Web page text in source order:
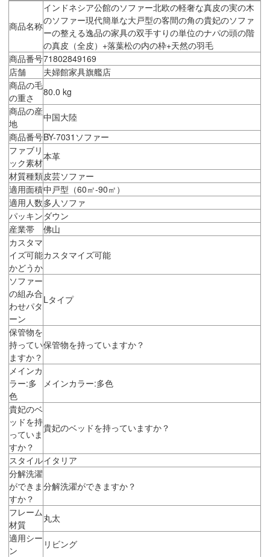
商品名称
インドネシア公館のソファー北欧の軽奢な真皮の実の木
のソファー現代簡単な大戸型の客間の角の貴妃のソファ
ーの整える逸品の家具の双手すりの単位のナパの頭の階
の真皮（全皮）+落葉松の内の枠+天然の羽毛
商品番号71802849169
店舗
夫婦館家具旗艦店
商品の毛
の重さ
80.0 kg
商品の産
地
中国大陸
商品番号BY-7031ソファー
ファブリ
ック素材
本革
材質種類皮芸ソファー
適用面積中戸型（60㎡-90㎡）
適用人数多人ソファ
パッキン ダウン
産業帯
佛山
カスタマ
イズ可能
かどうか
カスタマイズ可能
ソファー
の組み合
わせパタ
ーン
Lタイプ
保管物を
持ってい
ますか？
保管物を持っていますか？
メインカ
ラー:多
色
メインカラー:多色
貴妃のベ
ッドを持
っていま
すか？
貴妃のベッドを持っていますか？
スタイルイタリア
分解洗濯
ができま
すか？
分解洗濯ができますか？
フレーム
材質
丸太
適用シー
ン
リビング